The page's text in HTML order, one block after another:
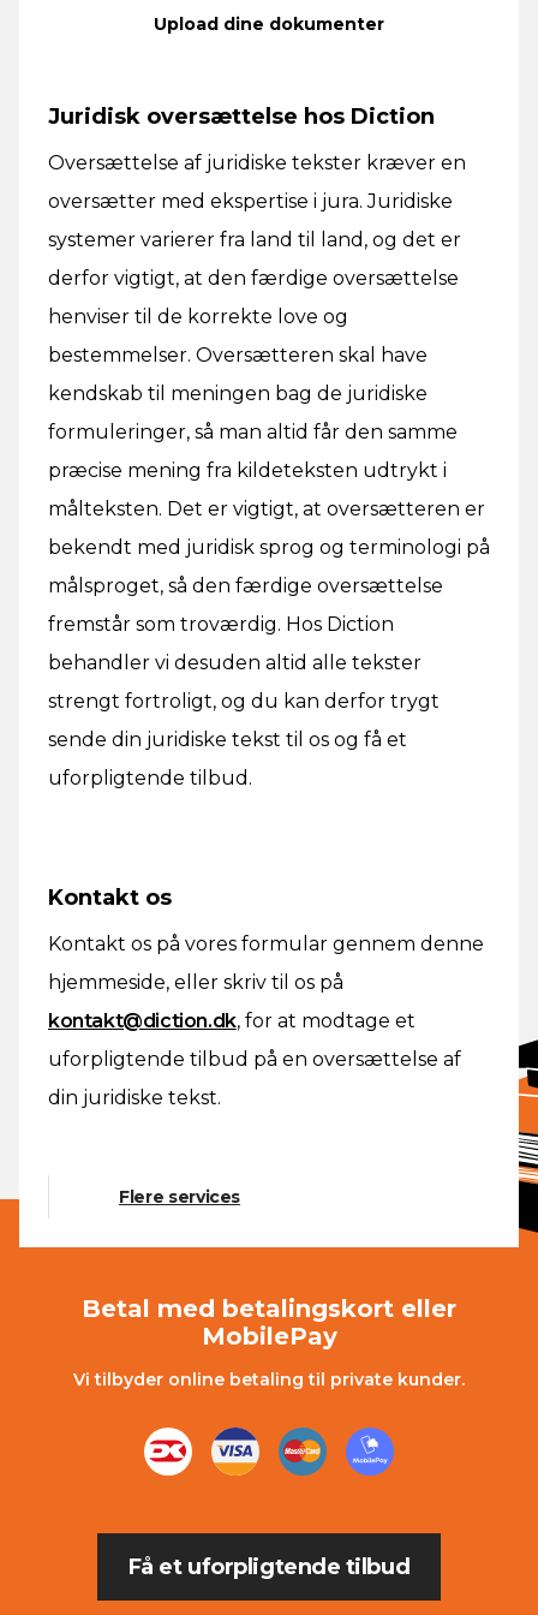
Upload dine dokumenter
Juridisk oversættelse hos Diction
Oversættelse af juridiske tekster kræver en
oversætter med ekspertise i jura. Juridiske
systemer varierer fra land til land, og det er
derfor vigtigt, at den færdige oversættelse
henviser til de korrekte love og
bestemmelser. Oversætteren skal have
kendskab til meningen bag de juridiske
formuleringer, så man altid får den samme
præcise mening fra kildeteksten udtrykt i
målteksten. Det er vigtigt, at oversætteren er
bekendt med juridisk sprog og terminologi på
målsproget, så den færdige oversættelse
fremstår som troværdig. Hos Diction
behandler vi desuden altid alle tekster
strengt fortroligt, og du kan derfor trygt
sende din juridiske tekst til os og få et
uforpligtende tilbud.
Kontakt os
Kontakt os på vores formular gennem denne
hjemmeside, eller skriv til os på
kontakt@diction.dk, for at modtage et
uforpligtende tilbud på en oversættelse af
din juridiske tekst.
Flere services
Betal med betalingskort eller
MobilePay
Vi tilbyder online betaling til private kunder.
Få et uforpligtende tilbud